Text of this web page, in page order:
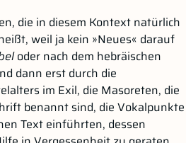
die in diesem Kontext natürlich
weil ja kein »Neues« darauf
oder nach dem hebräischen
dann erst durch die
im Exil, die Masoreten, die
benannt sind, die Vokalpunkte
Text einführten, dessen